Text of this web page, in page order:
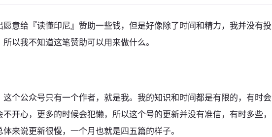
愿意给『读懂印尼』赞助一些钱，但是好像除了时间和精力，我并没有投
以我不知道这笔赞助可以用来做什么。
这个公众号只有一个作者，就是我。我的知识和时间都是有限的，有时会
开心，更多的时候会犯懒，所以这个号的更新并没有准信，有时多些，
来说更新很慢，一个月也就是四五篇的样子。